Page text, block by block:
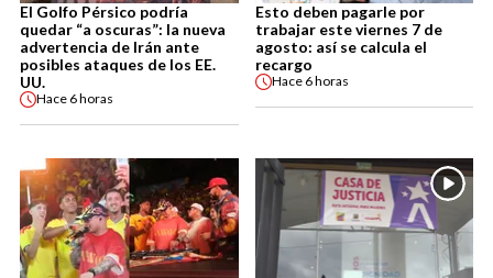
El Golfo Pérsico podría
quedar “a oscuras”: la nueva
advertencia de Irán ante
posibles ataques de los EE.
UU.
Hace 6 horas
Esto deben pagarle por
trabajar este viernes 7 de
agosto: así se calcula el
recargo
Hace 6 horas